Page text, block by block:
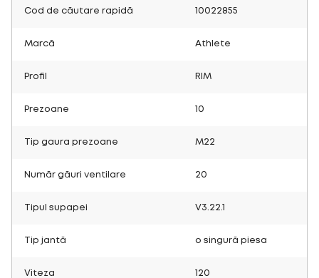
Cod de căutare rapidă 10022855
Marcă Athlete
Profil RIM
Prezoane 10
Tip gaura prezoane M22
Număr găuri ventilare 20
Tipul supapei V3.22.1
Tip jantă o singură piesa
Viteza 120